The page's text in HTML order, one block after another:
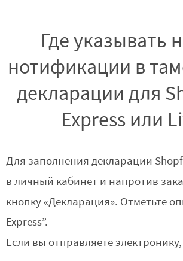
Где указывать
нотификации в
декларации для
Express или
Для заполнения декларации
в личный кабинет и напротив
кнопку «Декларация». Отметьте
Express”.
Если вы отправляете